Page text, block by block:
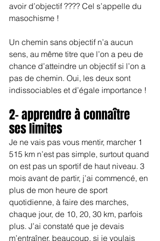
avoir d’objectif ???? Cel s’appelle du
masochisme !
Un chemin sans objectif n’a aucun
sens, au même titre que l’on a peu de
chance d’atteindre un objectif si l’on a
pas de chemin. Oui, les deux sont
indissociables et d’égale importance !
2- apprendre à connaître
ses limites
Je ne vais pas vous mentir, marcher 1
515 km n’est pas simple, surtout quand
on est pas un sportif de haut niveau. 3
mois avant de partir, j’ai commencé, en
plus de mon heure de sport
quotidienne, à faire des marches,
chaque jour, de 10, 20, 30 km, parfois
plus. J’ai constaté que je devais
m’entraîner, beaucoup, si je voulais